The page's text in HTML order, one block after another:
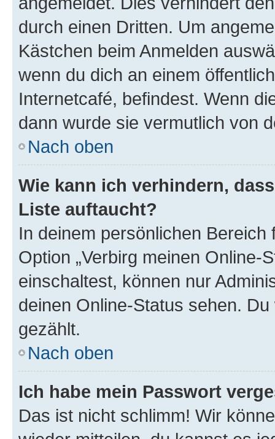
durch einen Dritten. Um
Kästchen beim Anmelden
wenn du dich an einem
Internetcafé, befindest. Wenn
dann wurde sie vermutlich von
Nach oben
Wie kann ich verhindern,
Liste auftaucht?
In deinem persönlichen
Option „Verbirg meinen Online-
einschaltest, können nur
deinen Online-Status sehen.
gezählt.
Nach oben
Ich habe mein Passwort
Das ist nicht schlimm! Wir